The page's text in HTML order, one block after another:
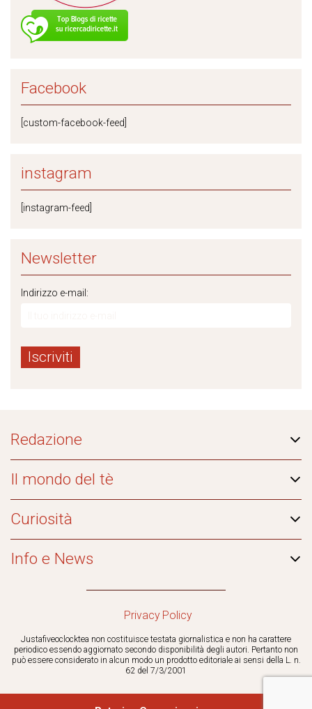
Facebook
[custom-facebook-feed]
instagram
[instagram-feed]
Newsletter
Indirizzo e-mail:
Redazione
Il mondo del tè
Curiosità
Info e News
Privacy Policy
Justafiveoclocktea non costituisce testata giornalistica e non ha carattere
periodico essendo aggiornato secondo disponibilità degli autori. Pertanto non
può essere considerato in alcun modo un prodotto editoriale ai sensi della L. n.
62 del 7/3/2001